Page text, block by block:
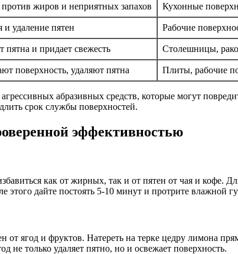
жиров и неприятных запахов Кухонные
и удаление пятен Рабочие
пятна и придает свежесть Столешницы,
поверхность, удаляют пятна Плиты, рабочие
абразивных средств, которые могут
срок службы поверхностей.
эффективностью
как от жирных, так и от пятен от чая и кофе.
этого дайте постоять 5-10 минут и протрите влажной
от ягод и фруктов. Натереть на терке цедру лимона
не только удаляет пятно, но и освежает поверхность.